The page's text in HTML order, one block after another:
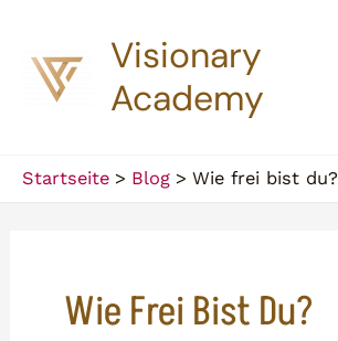
springen
Visionary
Academy
Startseite Blog Wie frei bist du?
Wie Frei Bist Du?